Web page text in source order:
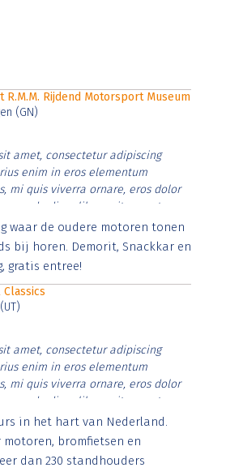
R.M.M. Rijdend Motorsport Museum
(GN)
amet, consectetur adipiscing
enim in eros elementum
mi quis viverra ornare, eros dolor
diam libero vitae erat.
et justo cursus id rutrum lorem
vitae risus tristique posuere.
waar de oudere motoren tonen
bij horen. Demorit, Snackkar en
gratis entree!
amet, consectetur adipiscing
enim in eros elementum
mi quis viverra ornare, eros dolor
diam libero vitae erat.
et justo cursus id rutrum lorem
vitae risus tristique posuere.
in het hart van Nederland.
motoren, bromfietsen en
dan 230 standhouders